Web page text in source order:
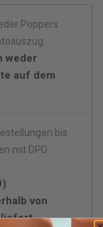
weder
auf dem
von